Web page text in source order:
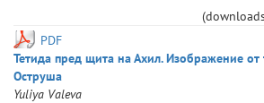
PDF
Тетида пред щита на Ахил. Изображение от
Оструша
Yuliya Valeva